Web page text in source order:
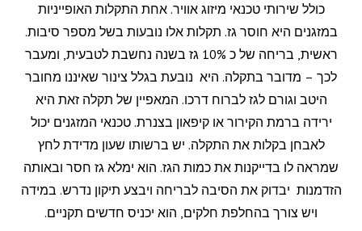
כולל שירותי טכנאי מיזוג אוויר. אחת התקלות האופייניות
במזגנים היא חוסר גז. תקלות אלו נובעות בשל מספר סיבות.
ראשית, בריחה של כ 10% גז בשנה נחשבת לטבעית, ומעבר
לכך – מדובר בתקלה. היא נובעת בגלל צינור שאיננו מחובר
היטב וגורם לגז לברוח דרכו. המאפיין של תקלה זאת היא
ירידה ברמת הקירור או קיפאון בצנרת. טכנאי המזגנים יכול
לאבחן בקלות את התקלה. יש ברשותו שעון מדידת לחץ
שמראה לו בדייקנות את כמות הגז. הוא ימלא גז חסר ובאותה
הזדמנות יבדוק את הסיבה לבריחה ויבצע תיקון נדרש. במידה
ויש צורך בהחלפת חלקים, הוא יכניס חדשים תקניים.